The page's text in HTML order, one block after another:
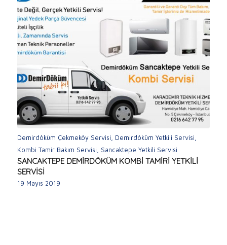
Demirdöküm Çekmeköy Servisi, Demirdöküm Yetkili Servisi,
Kombi Tamir Bakım Servisi, Sancaktepe Yetkili Servisi
SANCAKTEPE DEMİRDÖKÜM KOMBİ TAMİRİ YETKİLİ
SERVİSİ
19 Mayıs 2019